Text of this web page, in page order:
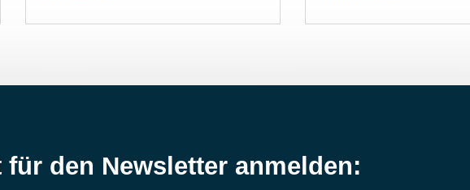
für den Newsletter anmelden: